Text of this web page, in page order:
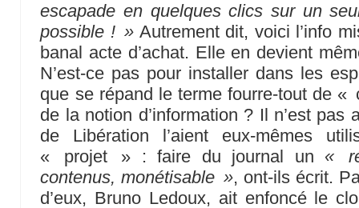
escapade en quelques clics sur un
possible ! » Autrement dit, voici l’info
banal acte d’achat. Elle en devient
N’est-ce pas pour installer dans les
que se répand le terme fourre-tout de
de la notion d’information ? Il n’est pas
de Libération l’aient eux-mêmes
« projet » : faire du journal un «
contenus, monétisable », ont-ils écrit.
d’eux, Bruno Ledoux, ait enfoncé le